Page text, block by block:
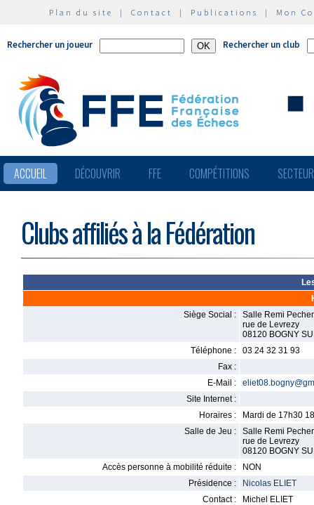
Plan du site | Contact | Publications | Mon
Rechercher un joueur Rechercher un club
ACCUEIL DÉCOUVRIR FFE COMPÉTITIONS
Clubs affiliés à la Fédération
Siège Social :
Salle Remi
rue de Levrezy
08120 BOGNY
Téléphone :
03 24 32 31 93
Fax :
E-Mail :
Site Internet :
Horaires :
Mardi de 17h30
Salle de Jeu :
Salle Remi
rue de Levrezy
08120 BOGNY
Accès personne à mobilité réduite :
NON
Présidence :
Nicolas ELIET
Contact :
Michel ELIET